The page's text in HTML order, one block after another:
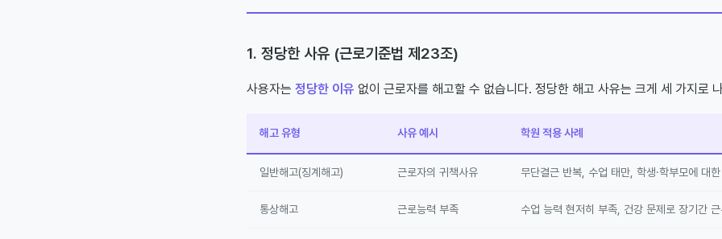
1. 정당한 사유 (근로기준법 제23조)
사용자는 정당한 이유 없이 근로자를 해고할 수 없습니다. 정당한 해고 사유는 크게 세 가지로
해고 유형 사유 예시 학원 적용 사례
일반해고(징계해고) 근로자의 귀책사유 무단결근 반복, 수업 태만, 학생·학부모에 대
통상해고 근로능력 부족 수업 능력 현저히 부족, 건강 문제로 장기간